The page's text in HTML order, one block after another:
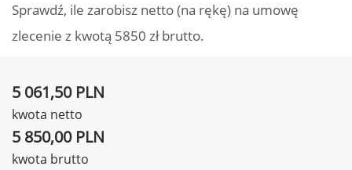
Sprawdź, ile zarobisz netto (na rękę) na umowę
zlecenie z kwotą 5850 zł brutto.
5 061,50 PLN
kwota netto
5 850,00 PLN
kwota brutto